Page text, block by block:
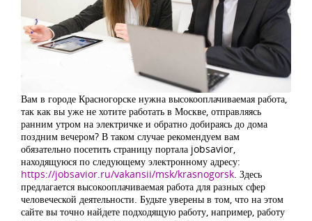
Вам в городе Красногорске нужна высокооплачиваемая работа,
так как вы уже не хотите работать в Москве, отправляясь
ранним утром на электричке и обратно добираясь до дома
поздним вечером? В таком случае рекомендуем вам
обязательно посетить страницу портала jobsavior,
находящуюся по следующему электронному адресу:
https://jobsavior.ru/vakansii/msk/krasnogorsk. Здесь
предлагается высокооплачиваемая работа для разных сфер
человеческой деятельности. Будьте уверены в том, что на этом
сайте вы точно найдете подходящую работу, например, работу